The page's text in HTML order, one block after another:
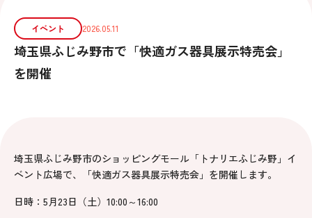
イベント 2026.05.11
埼玉県ふじみ野市で「快適ガス器具展示特売会」
を開催
埼玉県ふじみ野市のショッピングモール「トナリエふじみ野」イ
ベント広場で、「快適ガス器具展示特売会」を開催します。
日時：5月23日（土）10:00～16:00